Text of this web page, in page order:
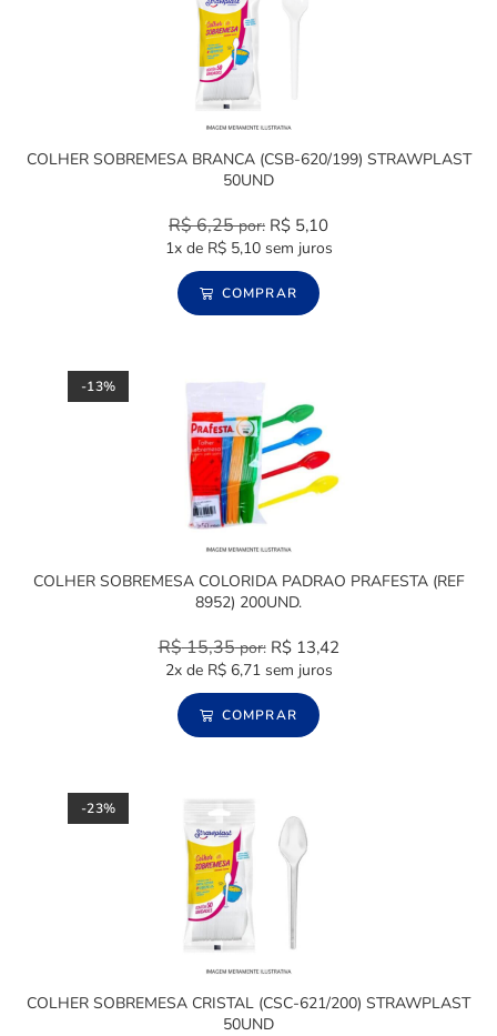
COLHER SOBREMESA BRANCA (CSB-620/199) STRAWPLAST
50UND
R$6,25por: R$ 5,10
1x de R$5,10sem juros
COMPRAR
-13%
COLHER SOBREMESA COLORIDA PADRAO PRAFESTA (REF
8952) 200UND.
R$15,35por: R$13,42
2x de R$6,71sem juros
COMPRAR
-23%
COLHER SOBREMESA CRISTAL (CSC-621/200) STRAWPLAST
50UND